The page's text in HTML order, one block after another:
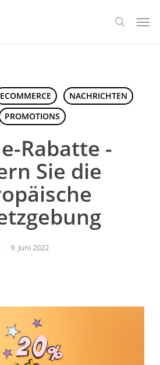
Suche
ECOMMERCE
NACHRICHTEN
PROMOTIONS
Rabatte -
Sie die
9. Juni 2022